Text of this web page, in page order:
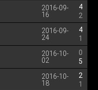
2016-09-
16
4
2
2016-09-
24
4
1
2016-10-
02
0
5
2016-10-
18
2
1